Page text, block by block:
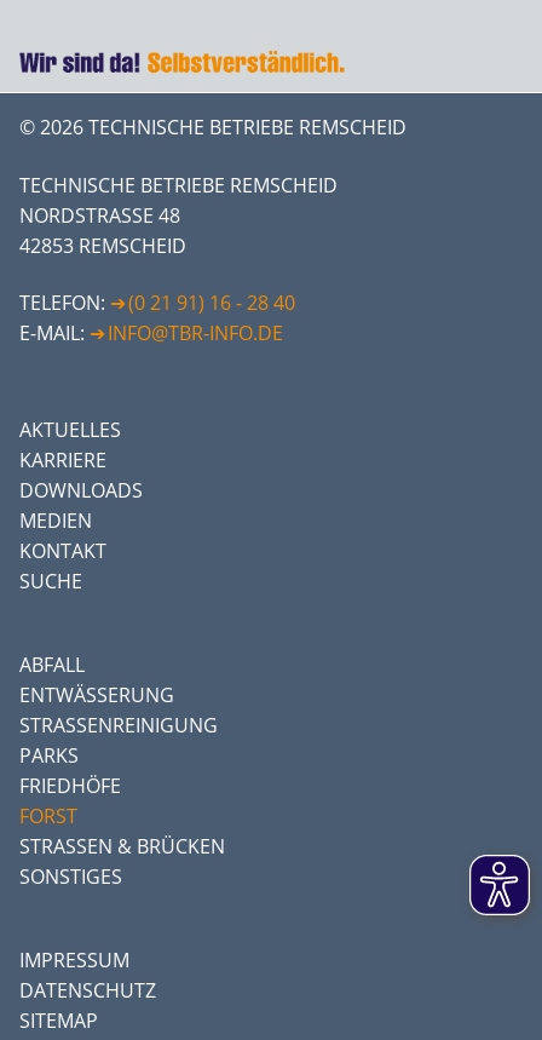
© 2026 TECHNISCHE BETRIEBE REMSCHEID
TECHNISCHE BETRIEBE REMSCHEID
NORDSTRASSE 48
42853 REMSCHEID
TELEFON:
(0 21 91) 16 - 28 40
E-MAIL:
INFO@TBR-INFO.DE
AKTUELLES
KARRIERE
DOWNLOADS
MEDIEN
KONTAKT
SUCHE
ABFALL
ENTWÄSSERUNG
STRASSENREINIGUNG
PARKS
FRIEDHÖFE
FORST
STRASSEN & BRÜCKEN
SONSTIGES
IMPRESSUM
DATENSCHUTZ
SITEMAP